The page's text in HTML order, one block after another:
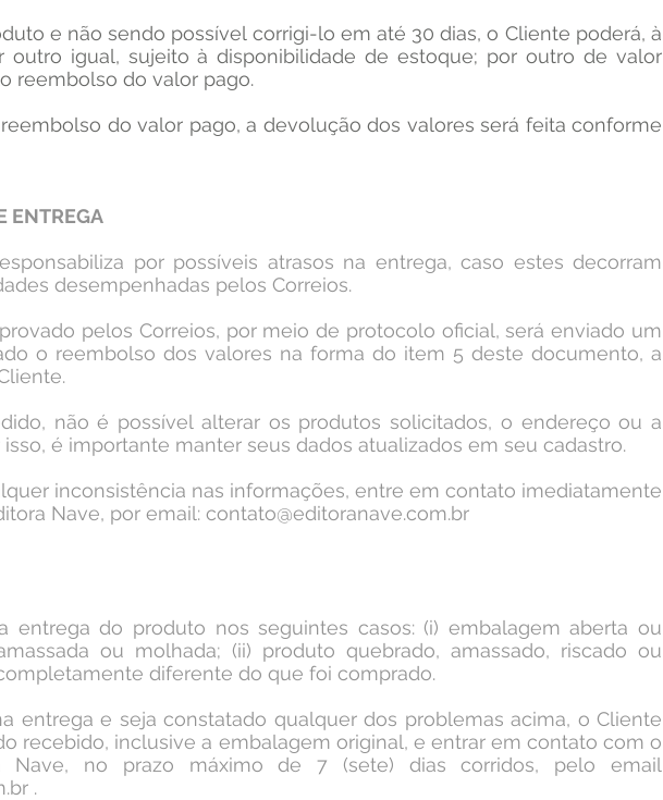
e não sendo possível corrigi-lo em até 30 dias, o Cliente poderá, à
outro igual, sujeito à disponibilidade de estoque; por outro de valor
reembolso do valor pago.
do valor pago, a devolução dos valores será feita conforme
ENTREGA
por possíveis atrasos na entrega, caso estes decorram
desempenhadas pelos Correios.
pelos Correios, por meio de protocolo oficial, será enviado um
o reembolso dos valores na forma do item 5 deste documento, a
não é possível alterar os produtos solicitados, o endereço ou a
é importante manter seus dados atualizados em seu cadastro.
inconsistência nas informações, entre em contato imediatamente
Nave, por email: contato@editoranave.com.br
entrega do produto nos seguintes casos: (i) embalagem aberta ou
ou molhada; (ii) produto quebrado, amassado, riscado ou
diferente do que foi comprado.
entrega e seja constatado qualquer dos problemas acima, o Cliente
recebido, inclusive a embalagem original, e entrar em contato com o
Nave, no prazo máximo de 7 (sete) dias corridos, pelo email
.